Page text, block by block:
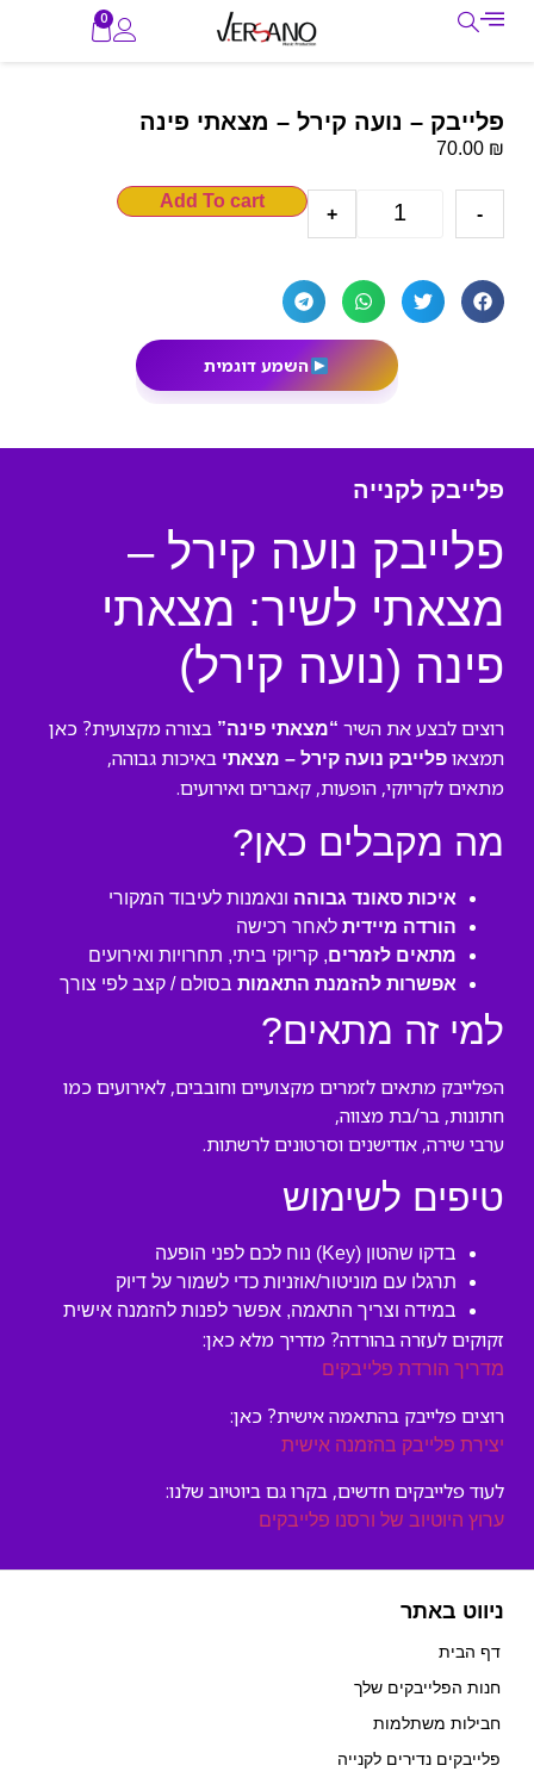
0
פלייבק – נועה קירל – מצאתי פינה
70.00 ₪
-
+
Add To cart
השמע דוגמית
פלייבק לקנייה
פלייבק נועה קירל –
מצאתי לשיר: מצאתי
פינה (נועה קירל)
רוצים לבצע את השיר “מצאתי פינה” בצורה מקצועית? כאן
תמצאו פלייבק נועה קירל – מצאתי באיכות גבוהה,
מתאים לקריוקי, הופעות, קאברים ואירועים.
מה מקבלים כאן?
איכות סאונד גבוהה ונאמנות לעיבוד המקורי
הורדה מיידית לאחר רכישה
מתאים לזמרים, קריוקי ביתי, תחרויות ואירועים
אפשרות להזמנת התאמות בסולם / קצב לפי צורך
למי זה מתאים?
הפלייבק מתאים לזמרים מקצועיים וחובבים, לאירועים כמו
חתונות, בר/בת מצווה,
ערבי שירה, אודישנים וסרטונים לרשתות.
טיפים לשימוש
בדקו שהטון (Key) נוח לכם לפני הופעה
תרגלו עם מוניטור/אוזניות כדי לשמור על דיוק
במידה וצריך התאמה, אפשר לפנות להזמנה אישית
זקוקים לעזרה בהורדה? מדריך מלא כאן:
מדריך הורדת פלייבקים
רוצים פלייבק בהתאמה אישית? כאן:
יצירת פלייבק בהזמנה אישית
לעוד פלייבקים חדשים, בקרו גם ביוטיוב שלנו:
ערוץ היוטיוב של ורסנו פלייבקים
ניווט באתר
דף הבית
חנות הפלייבקים שלך
חבילות משתלמות
פלייבקים נדירים לקנייה